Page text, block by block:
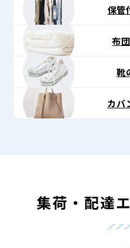
保管
布
靴
カバ
集荷・配達